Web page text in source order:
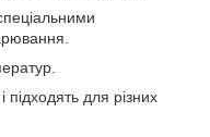
підходять для різних